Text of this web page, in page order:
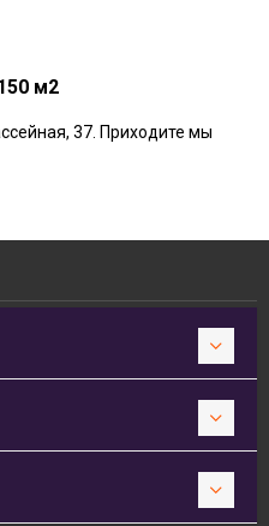
м2
37. Приходите мы